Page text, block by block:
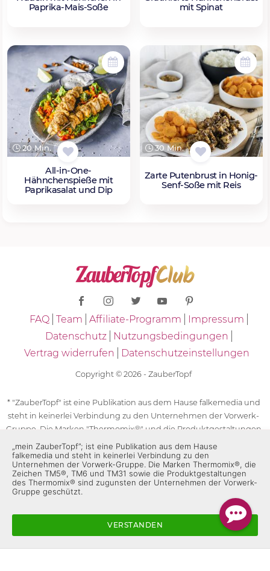
Paprika-Mais-Soße
mit Spinat
20 Min.
All-in-One-
Hähnchenspieße mit
Paprikasalat und Dip
30 Min.
Zarte Putenbrust in Honig-
Senf-Soße mit Reis
FAQ Team Affiliate-Programm
Impressum
Datenschutz
Nutzungsbedingungen
Vertrag widerrufen
Datenschutzeinstellungen
Copyright © 2026 - ZauberTopf
* "ZauberTopf" ist eine Publikation aus dem Hause falkemedia und
steht in keinerlei Verbindung zu den Unternehmen der Vorwerk-
Gruppe. Die Marken "Thermomix®" und die Produktgestaltungen
des "Thermomix®" sind eingetragene Marken der Unternehmen
der Vorwerk-Gruppe. Die Marken Thermomix®, die Zeichen TM5®,
TM6 und TM31 sowie die Produktgestaltungen des Thermomix®
sind zugunsten der Unternehmen der Vorwerk-Gruppe
geschützt. Für die Rezeptangaben in "ZauberTopf" ist
„mein ZauberTopf”; ist eine Publikation aus dem Hause
falkemedia und steht in keinerlei Verbindung zu den
Unternehmen der Vorwerk-Gruppe. Die Marken Thermomix®, die
Zeichen TM5®, TM6 und TM31 sowie die Produktgestaltungen
des Thermomix® sind zugunsten der Unternehmen der Vorwerk-
Gruppe geschützt.
VERSTANDEN